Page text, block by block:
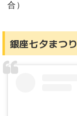
合）
銀座七夕まつり